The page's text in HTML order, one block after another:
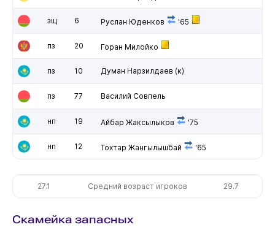
зщ 6 Руслан Юденков '65
пз 20 Горан Милойко
пз 10 Думан Нарзилдаев (к)
пз 77 Василий Совпель
нп 19 Айбар Жаксылыков '75
нп 12 Тохтар Жангылышбай '65
27.1 Средний возраст игроков 29.7
Скамейка запасных